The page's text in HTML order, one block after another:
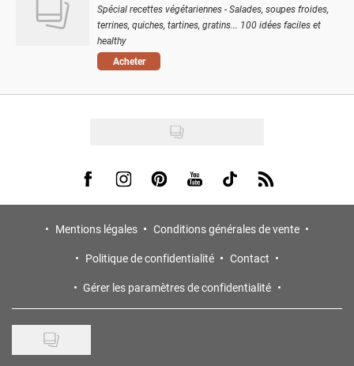
Spécial recettes végétariennes - Salades, soupes froides,
terrines, quiches, tartines, gratins... 100 idées faciles et
healthy
Acheter
Visit us on Facebook
Visit us on Instagram
Visit us on Pinterest
Visit us on Youtube
Visit us on Tiktok
Visit us on Rss
Mentions légales
Conditions générales de vente
Politique de confidentialité
Contact
Gérer les paramètres de confidentialité